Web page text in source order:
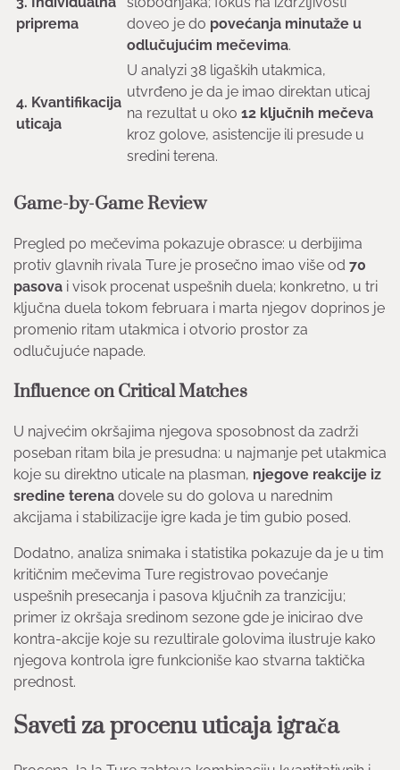
priprema
doveo je do povećanja minutaže u
odlučujućim mečevima.
4. Kvantifikacija
uticaja
U analyzi 38 ligaških utakmica,
utvrđeno je da je imao direktan uticaj
na rezultat u oko 12 ključnih mečeva
kroz golove, asistencije ili presude u
sredini terena.
Game-by-Game Review
Pregled po mečevima pokazuje obrasce: u derbijima
protiv glavnih rivala Ture je prosečno imao više od 70
pasova i visok procenat uspešnih duela; konkretno, u tri
ključna duela tokom februara i marta njegov doprinos je
promenio ritam utakmica i otvorio prostor za
odlučujuće napade.
Influence on Critical Matches
U najvećim okršajima njegova sposobnost da zadrži
poseban ritam bila je presudna: u najmanje pet utakmica
koje su direktno uticale na plasman, njegove reakcije iz
sredine terena dovele su do golova u narednim
akcijama i stabilizacije igre kada je tim gubio posed.
Dodatno, analiza snimaka i statistika pokazuje da je u tim
kritičnim mečevima Ture registrovao povećanje
uspešnih presecanja i pasova ključnih za tranziciju;
primer iz okršaja sredinom sezone gde je inicirao dve
kontra-akcije koje su rezultirale golovima ilustruje kako
njegova kontrola igre funkcioniše kao stvarna taktička
prednost.
Saveti za procenu uticaja igrača